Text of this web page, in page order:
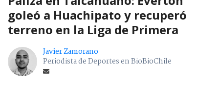
goleó a Huachipato y recuperó
terreno en la Liga de Primera
Javier Zamorano
Periodista de Deportes en BioBioChile